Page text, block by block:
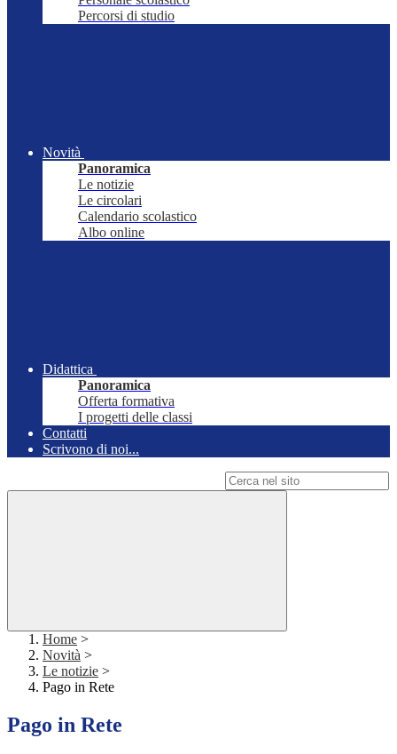
Percorsi di studio
Novità
Panoramica
Le notizie
Le circolari
Calendario scolastico
Albo online
Didattica
Panoramica
Offerta formativa
I progetti delle classi
Contatti
Scrivono di noi...
Home >
Novità >
Le notizie >
Pago in Rete
Pago in Rete